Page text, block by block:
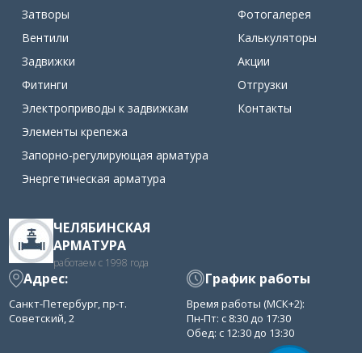
Затворы
Вентили
Задвижки
Фитинги
Электроприводы к задвижкам
Элементы крепежа
Запорно-регулирующая арматура
Энергетическая арматура
Фотогалерея
Калькуляторы
Акции
Отгрузки
Контакты
ЧЕЛЯБИНСКАЯ
АРМАТУРА
работаем с 1998 года
Адрес:
Санкт-Петербург, пр-т.
Советский, 2
График работы
Время работы (МСК+2):
Пн-Пт: с 8:30 до 17:30
Обед: с 12:30 до 13:30